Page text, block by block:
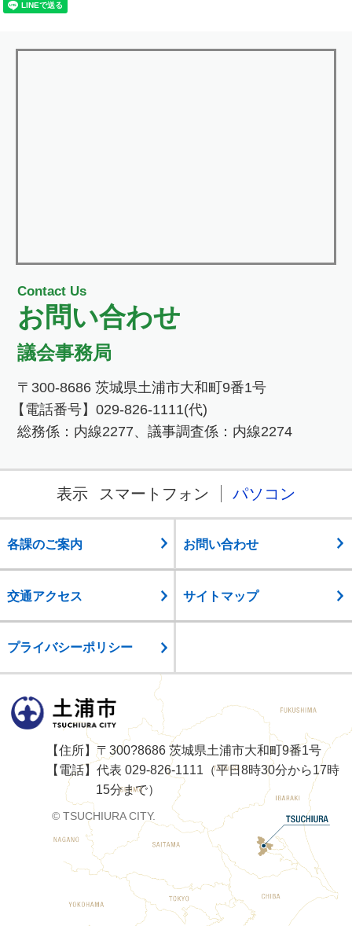
Contact Us
お問い合わせ
議会事務局
〒300-8686 茨城県土浦市大和町9番1号
【電話番号】029-826-1111(代)
総務係：内線2277、議事調査係：内線2274
表示 スマートフォン パソコン
各課のご案内 お問い合わせ
交通アクセス サイトマップ
プライバシーポリシー
土浦市
【住所】〒300?8686 茨城県土浦市大和町9番1号
【電話】代表 029-826-1111（平日8時30分から17時
15分まで）
© TSUCHIURA CITY.